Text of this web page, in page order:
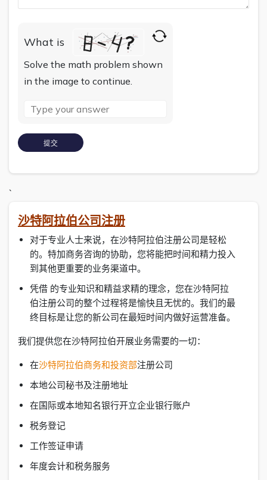
What is
Solve the math problem shown
in the image to continue.
`
沙特阿拉伯公司注册
对于专业人士来说，在沙特阿拉伯注册公司是轻松
的。特加商务咨询的协助，您将能把时间和精力投入
到其他更重要的业务渠道中。
凭借 的专业知识和精益求精的理念，您在沙特阿拉
伯注册公司的整个过程将是愉快且无忧的。我们的最
终目标是让您的新公司在最短时间内做好运营准备。
我们提供您在沙特阿拉伯开展业务需要的一切：
在沙特阿拉伯商务和投资部注册公司
本地公司秘书及注册地址
在国际或本地知名银行开立企业银行账户
税务登记
工作签证申请
年度会计和税务服务